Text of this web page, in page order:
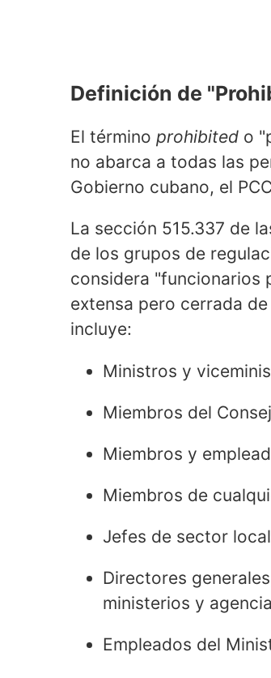
Definición de
El término prohibited o
no abarca a todas las
Gobierno cubano, el
La sección 515.337 de
de los grupos de
considera "funcionarios
extensa pero cerrada
incluye:
Ministros y
Miembros del
Miembros y
Miembros de
Jefes de sector
Directores
ministerios y
Empleados del